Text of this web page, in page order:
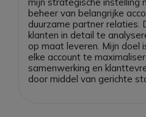
beheer van belangrijke
duurzame partner relaties.
klanten in detail te
op maat leveren. Mijn doel
elke account te
samenwerking en
door middel van gerichte